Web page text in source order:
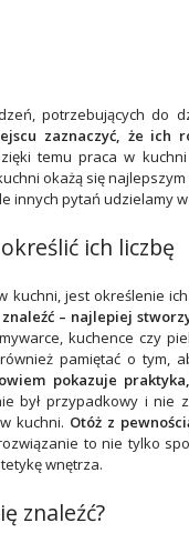
potrzebujących do
zaznaczyć, że ich
temu praca w
okażą się
pytań udzielamy
ich liczbę
jest określenie
– najlepiej
kuchence czy
pamiętać o tym,
pokazuje
był przypadkowy i nie
kuchni. Otóż z
to nie tylko
wnętrza.
znaleźć?